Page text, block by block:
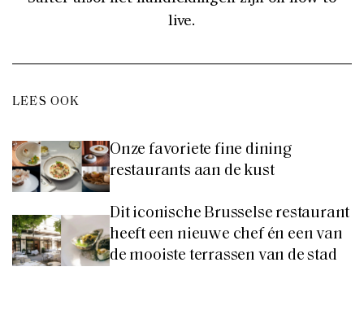
live.
LEES OOK
Onze favoriete fine dining
restaurants aan de kust
Dit iconische Brusselse restaurant
heeft een nieuwe chef én een van
de mooiste terrassen van de stad